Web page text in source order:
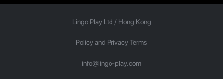
Lingo Play Ltd / Hong Kong
Policy and Privacy Terms
info@lingo-play.com